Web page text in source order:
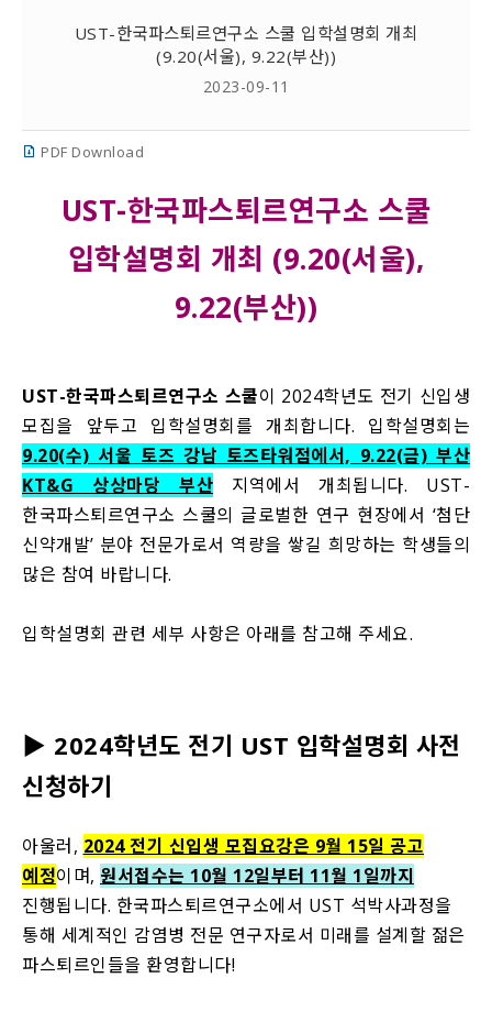
UST-한국파스퇴르연구소 스쿨 입학설명회 개최
(9.20(서울), 9.22(부산))
2023-09-11
PDF Download
UST-한국파스퇴르연구소 스쿨
입학설명회 개최 (9.20(서울),
9.22(부산))
UST-한국파스퇴르연구소 스쿨이 2024학년도 전기 신입생
모집을 앞두고 입학설명회를 개최합니다. 입학설명회는
9.20(수) 서울 토즈 강남 토즈타워점에서, 9.22(금) 부산
KT&G 상상마당 부산 지역에서 개최됩니다. UST-
한국파스퇴르연구소 스쿨의 글로벌한 연구 현장에서 ‘첨단
신약개발’ 분야 전문가로서 역량을 쌓길 희망하는 학생들의
많은 참여 바랍니다.
입학설명회 관련 세부 사항은 아래를 참고해 주세요.
▶ 2024학년도 전기 UST 입학설명회 사전
신청하기
아울러, 2024 전기 신입생 모집요강은 9월 15일 공고
예정이며, 원서접수는 10월 12일부터 11월 1일까지
진행됩니다. 한국파스퇴르연구소에서 UST 석박사과정을
통해 세계적인 감염병 전문 연구자로서 미래를 설계할 젊은
파스퇴르인들을 환영합니다!